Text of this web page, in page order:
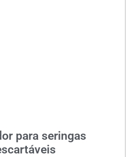
para seringas